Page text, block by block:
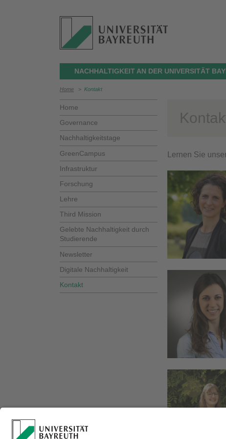
NACHHALTIGKEIT AN DER UNIVERSITÄT
Home > Kontakt
Home
Governance
Nachhaltigkeitstage
GreenCampus
Infrastruktur
Forschung
Lehre
Third Mission
Gelebte Nachhaltigkeit durch
Studierende
Newsletter
Digitale Nachhaltigkeit
Kontakt
Lernen Sie